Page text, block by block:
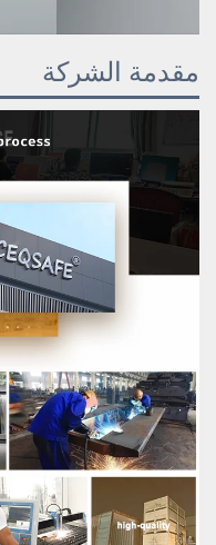
مقدمة الشركة